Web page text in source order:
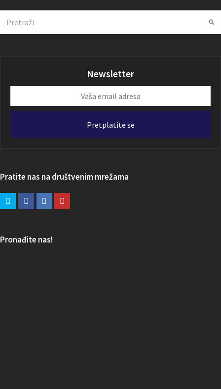
Newsletter
email
Pretplatite se
Pratite nas na društvenim mrežama
Pronađite nas!